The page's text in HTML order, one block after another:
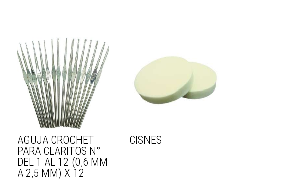
AGUJA CROCHET
PARA CLARITOS N°
DEL 1 AL 12 (0,6 MM
A 2,5 MM) X 12
CISNES